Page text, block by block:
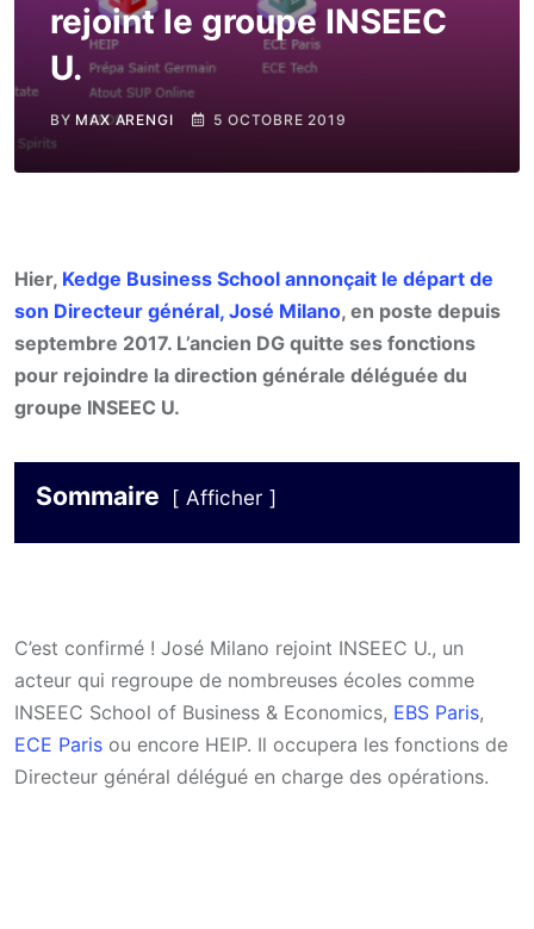
rejoint le groupe INSEEC
U.
BY MAX ARENGI 5 OCTOBRE 2019
Hier, Kedge Business School annonçait le départ de
son Directeur général, José Milano, en poste depuis
septembre 2017. L’ancien DG quitte ses fonctions
pour rejoindre la direction générale déléguée du
groupe INSEEC U.
Sommaire Afficher
C’est confirmé ! José Milano rejoint INSEEC U., un
acteur qui regroupe de nombreuses écoles comme
INSEEC School of Business & Economics, EBS Paris,
ECE Paris ou encore HEIP. Il occupera les fonctions de
Directeur général délégué en charge des opérations.